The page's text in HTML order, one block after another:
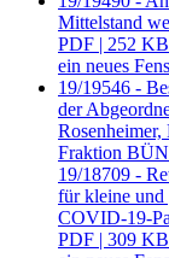
Mittelstand
PDF | 252
ein neues
19/19546 -
der
Fraktion
19/18709 -
für kleine und
COVID-19-
PDF | 309